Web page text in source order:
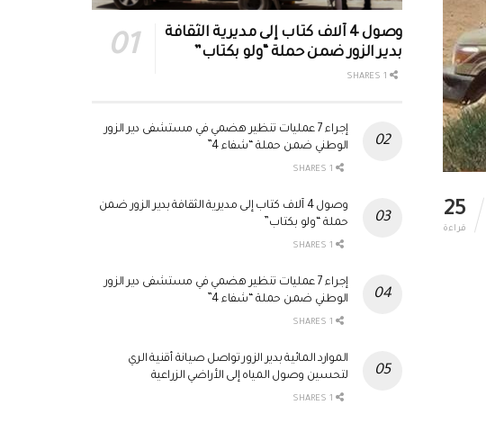
25
قراءة
وصول 4 آلاف كتاب إلى مديرية الثقافة
بدير الزور ضمن حملة “ولو بكتاب”
إجراء 7 عمليات تنظير هضمي في مستشفى دير الزور
الوطني ضمن حملة “شفاء 4”
وصول 4 آلاف كتاب إلى مديرية الثقافة بدير الزور ضمن
حملة “ولو بكتاب”
إجراء 7 عمليات تنظير هضمي في مستشفى دير الزور
الوطني ضمن حملة “شفاء 4”
الموارد المائية بدير الزور تواصل صيانة أقنية الري
لتحسين وصول المياه إلى الأراضي الزراعية